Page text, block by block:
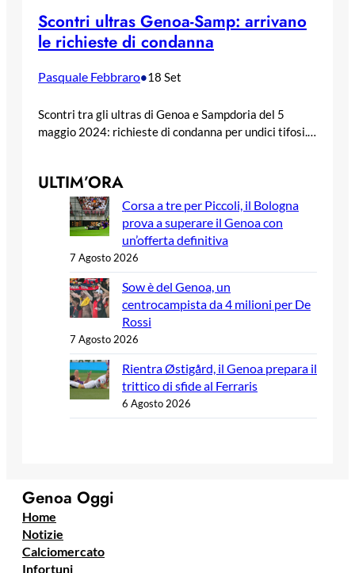
Scontri ultras Genoa-Samp: arrivano
le richieste di condanna
Pasquale Febbraro•18 Set
Scontri tra gli ultras di Genoa e Sampdoria del 5
maggio 2024: richieste di condanna per undici tifosi.…
ULTIM’ORA
Corsa a tre per Piccoli, il Bologna
prova a superare il Genoa con
un’offerta definitiva
7 Agosto 2026
Sow è del Genoa, un
centrocampista da 4 milioni per De
Rossi
7 Agosto 2026
Rientra Østigård, il Genoa prepara il
trittico di sfide al Ferraris
6 Agosto 2026
Genoa Oggi
Home
Notizie
Calciomercato
Infortuni